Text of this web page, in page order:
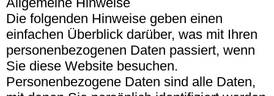
Die folgenden Hinweise geben einen
einfachen Überblick darüber, was mit Ihren
personenbezogenen Daten passiert, wenn
Sie diese Website besuchen.
Personenbezogene Daten sind alle Daten,